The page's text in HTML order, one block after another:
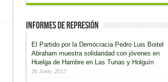
Informes de Represión
El Partido por la Democracia Pedro Luis Boitel
Abraham muestra solidaridad con jóvenes en
Huelga de Hambre en Las Tunas y Holguín
26 Junio, 2017